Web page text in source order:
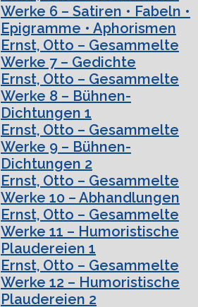
Werke 6 – Satiren • Fabeln •
Epigramme • Aphorismen
Ernst, Otto – Gesammelte
Werke 7 – Gedichte
Ernst, Otto – Gesammelte
Werke 8 – Bühnen-
Dichtungen 1
Ernst, Otto – Gesammelte
Werke 9 – Bühnen-
Dichtungen 2
Ernst, Otto – Gesammelte
Werke 10 – Abhandlungen
Ernst, Otto – Gesammelte
Werke 11 – Humoristische
Plaudereien 1
Ernst, Otto – Gesammelte
Werke 12 – Humoristische
Plaudereien 2